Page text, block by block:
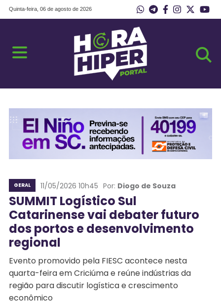
Quinta-feira, 06 de agosto de 2026
GERAL 11/05/2026 10h45 Por: Diogo de Souza
SUMMIT Logístico Sul
Catarinense vai debater futuro
dos portos e desenvolvimento
regional
Evento promovido pela FIESC acontece nesta
quarta-feira em Criciúma e reúne indústrias da
região para discutir logística e crescimento
econômico